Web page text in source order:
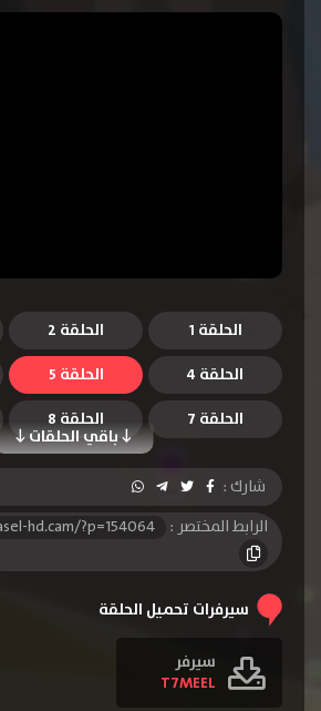
الحلقة 1 الحلقة 2
الحلقة 4
الحلقة 5
باقي الحلقات
الحلقة 7 الحلقة 8
شارك :
الرابط المختصر :
hd.cam/?p=154064
سيرفرات تحميل الحلقة
سيرفر
T7MEEL